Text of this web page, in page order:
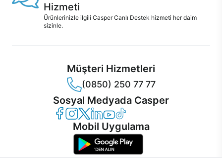
Hizmeti
Ürünlerinizle ilgili Casper Canlı Destek hizmeti her daim
sizinle.
Müşteri Hizmetleri
(0850) 250 77 77
Sosyal Medyada Casper
Casper Facebook
Casper Instagram
Casper Twitter
Casper LinkedIn
Casper YouTube
Casper TikTok
Mobil Uygulama